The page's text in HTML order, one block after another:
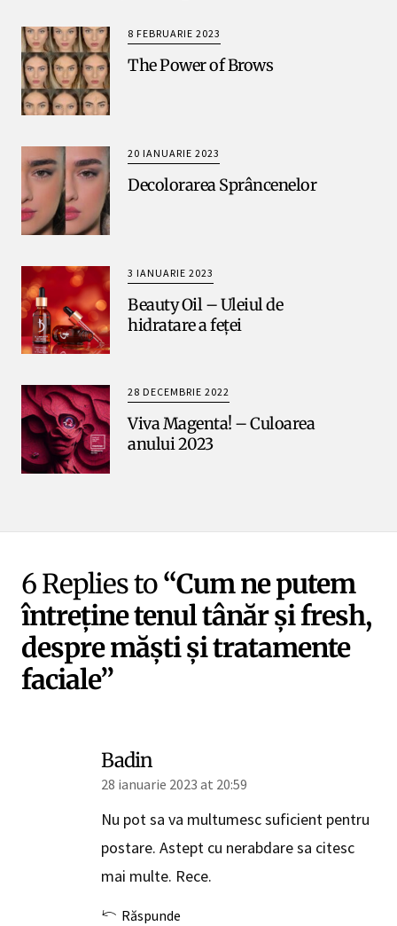
8 FEBRUARIE 2023
The Power of Brows
20 IANUARIE 2023
Decolorarea Sprâncenelor
3 IANUARIE 2023
Beauty Oil – Uleiul de
hidratare a feței
28 DECEMBRIE 2022
Viva Magenta! – Culoarea
anului 2023
6 Replies to“Cum ne putem
întreține tenul tânăr și fresh,
despre măști și tratamente
faciale”
Badin
28 ianuarie 2023 at 20:59
Nu pot sa va multumesc suficient pentru
postare. Astept cu nerabdare sa citesc
mai multe. Rece.
Răspunde